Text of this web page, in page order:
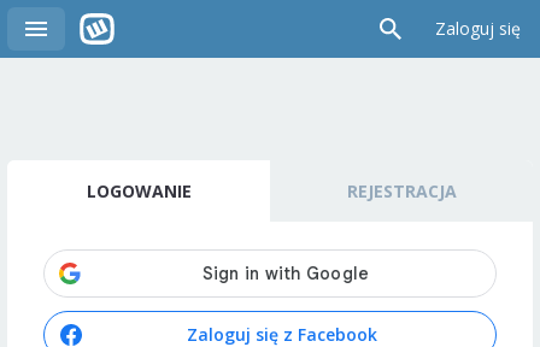
Zaloguj się
LOGOWANIE REJESTRACJA
Zaloguj się z Facebook